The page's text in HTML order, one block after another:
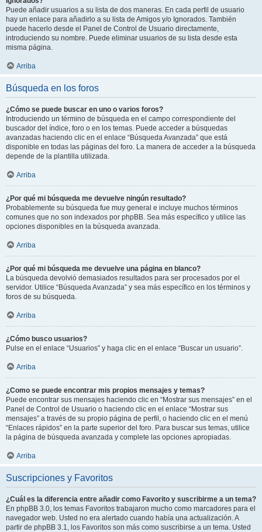
Puede añadir usuarios a su lista de dos maneras. En cada perfil de usuario
hay un enlace para añadirlo a su lista de Amigos y/o Ignorados. También
puede hacerlo desde el Panel de Control de Usuario directamente,
introduciendo su nombre. Puede eliminar usuarios de su lista desde esta
misma página.
Arriba
Búsqueda en los foros
¿Cómo se puede buscar en uno o varios foros?
Introduciendo un término de búsqueda en el campo correspondiente del
buscador del índice, foro o en los temas. Puede acceder a búsquedas
avanzadas haciendo clic en el enlace “Búsqueda Avanzada” que está
disponible en todas las páginas del foro. La manera de acceder a la búsqueda
depende de la plantilla utilizada.
Arriba
¿Por qué mi búsqueda me devuelve ningún resultado?
Probablemente su búsqueda fue muy general e incluye muchos términos
comunes que no son indexados por phpBB. Sea más específico y utilice las
opciones disponibles en la búsqueda avanzada.
Arriba
¿Por qué mi búsqueda me devuelve una página en blanco?
La búsqueda devolvió demasiados resultados para ser procesados por el
servidor. Utilice “Búsqueda Avanzada” y sea más específico en los términos y
foros de su búsqueda.
Arriba
¿Cómo busco usuarios?
Pulse en el enlace “Usuarios” y haga clic en el enlace “Buscar un usuario”.
Arriba
¿Como se puede encontrar mis propios mensajes y temas?
Puede encontrar sus mensajes haciendo clic en “Mostrar sus mensajes” en el
Panel de Control de Usuario o haciendo clic en el enlace “Mostrar sus
mensajes” a través de su propio página de perfil, o haciendo clic en el menú
“Enlaces rápidos” en la parte superior del foro. Para buscar sus temas, utilice
la página de búsqueda avanzada y complete las opciones apropiadas.
Arriba
Suscripciones y Favoritos
¿Cuál es la diferencia entre añadir como Favorito y suscribirme a un tema?
En phpBB 3.0, los temas Favoritos trabajaron mucho como marcadores para el
navegador web. Usted no era alertado cuando había una actualización. A
partir de phpBB 3.1, los Favoritos son más como suscribirse a un tema. Usted